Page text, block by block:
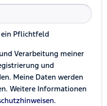
Pflichtfeld
Verarbeitung meiner
und
Meine Daten werden
Weitere Informationen